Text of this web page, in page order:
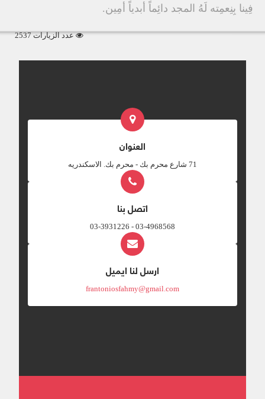
فِينا بِنِعمِته لَهُ المجد دائِماً أبدياً أمِين.
عدد الزيارات 2537
العنوان
‎71 شارع محرم بك - محرم بك. الاسكندريه
اتصل بنا
03-4968568 - 03-3931226
ارسل لنا ايميل
frantoniosfahmy@gmail.com